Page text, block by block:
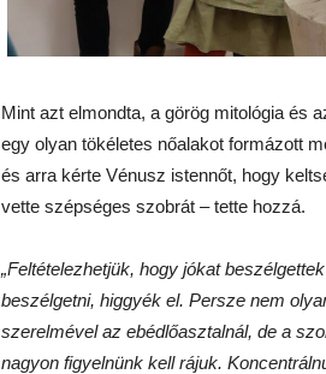
Mint azt elmondta, a görög mitológia és
egy olyan tökéletes nőalakot formázott
és arra kérte Vénusz istennőt, hogy
vette szépséges szobrát – tette hozzá.
„Feltételezhetjük, hogy jókat
beszélgetni, higgyék el. Persze nem
szerelmével az ebédlőasztalnál, de a
nagyon figyelnünk kell rájuk.